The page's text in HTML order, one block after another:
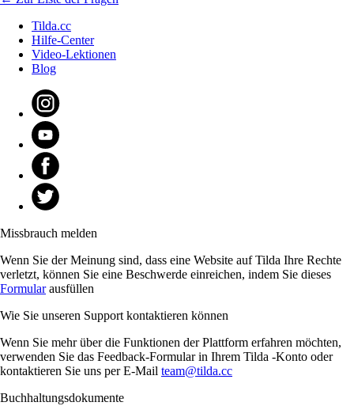
Tilda.cc
Hilfe-Center
Video-Lektionen
Blog
Missbrauch melden
Wenn Sie der Meinung sind, dass eine Website auf Tilda Ihre Rechte
verletzt, können Sie eine Beschwerde einreichen, indem Sie dieses
Formularausfüllen
Wie Sie unseren Support kontaktieren können
Wenn Sie mehr über die Funktionen der Plattform erfahren möchten,
verwenden Sie das Feedback-Formular in Ihrem Tilda -Konto oder
kontaktieren Sie uns per E-Mail team@tilda.cc
Buchhaltungsdokumente